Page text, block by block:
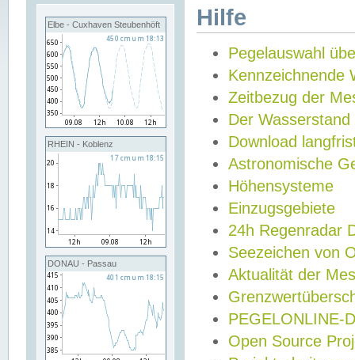
Elbe - Cuxhaven Steubenhöft
RHEIN - Koblenz
DONAU - Passau
Hilfe
Pegelauswahl
Kennzeichnende
Zeitbezug der
Der Wasserstand
Download
Astronomische
Höhensysteme
Einzugsgebiete
24h Regenradar
Seezeichen von
Aktualität der
PEGELONLINE-
Open Source